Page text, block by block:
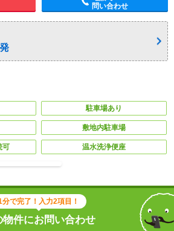
問い合わせ
駐車場あり
敷地内駐車場
可 温水洗浄便座
分で完了！入力2項目！
物件にお問い合わせ